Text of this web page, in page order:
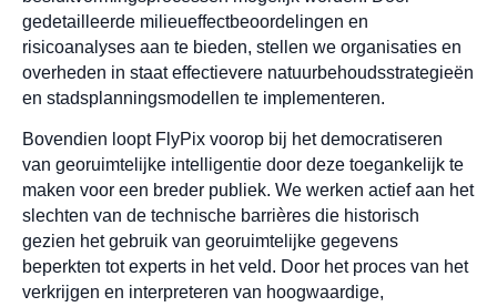
gedetailleerde milieueffectbeoordelingen en
risicoanalyses aan te bieden, stellen we organisaties en
overheden in staat effectievere natuurbehoudsstrategieën
en stadsplanningsmodellen te implementeren.
Bovendien loopt FlyPix voorop bij het democratiseren
van georuimtelijke intelligentie door deze toegankelijk te
maken voor een breder publiek. We werken actief aan het
slechten van de technische barrières die historisch
gezien het gebruik van georuimtelijke gegevens
beperkten tot experts in het veld. Door het proces van het
verkrijgen en interpreteren van hoogwaardige,